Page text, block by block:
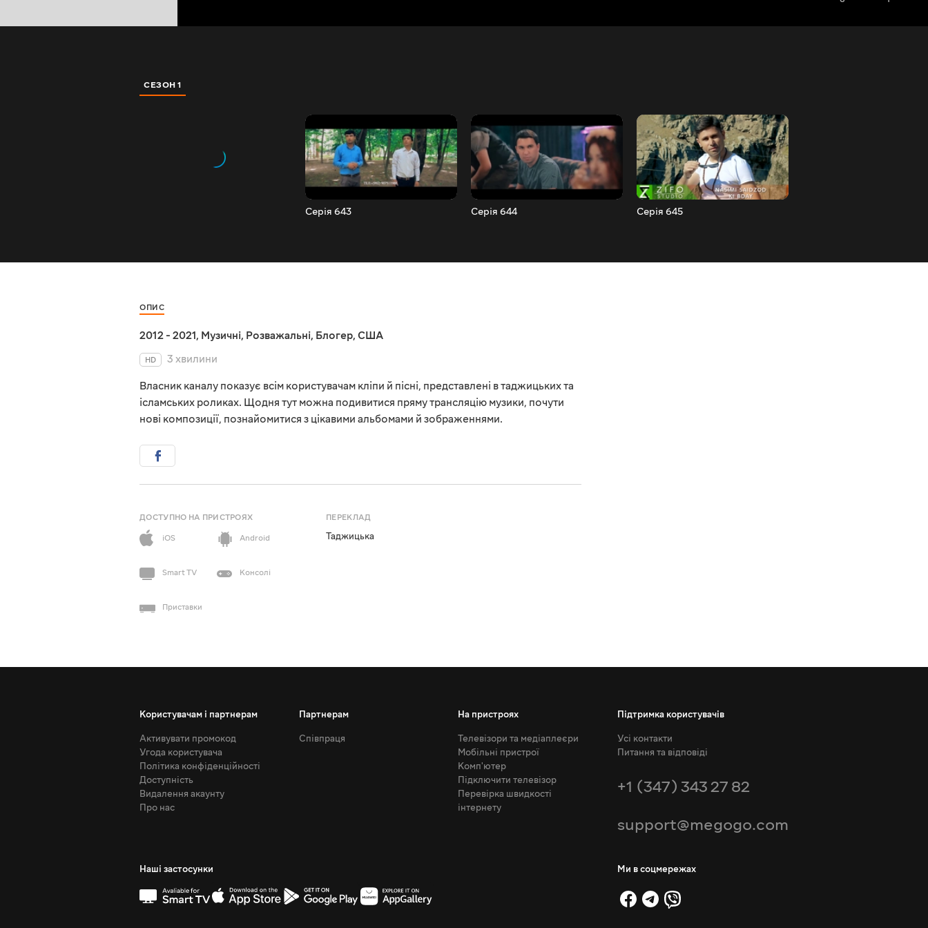
СЕЗОН 1
Серія 643 Серія 644 Серія 645
ОПИС
2012 - 2021, Музичні, Розважальні, Блогер, США
HD
3 хвилини
Власник каналу показує всім користувачам кліпи й пісні, представлені в таджицьких та
ісламських роликах. Щодня тут можна подивитися пряму трансляцію музики, почути
нові композиції, познайомитися з цікавими альбомами й зображеннями.
ДОСТУПНО НА ПРИСТРОЯХ
iOS
Android
Smart TV Консолі
Приставки
ПЕРЕКЛАД
Таджицька
Користувачам і партнерам
Активувати промокод
Угода користувача
Політика конфіденційності
Доступність
Видалення акаунту
Про нас
Партнерам
Співпраця
На пристроях
Телевізори та медіаплеєри
Мобільні пристрої
Комп'ютер
Підключити телевізор
Перевірка швидкості
інтернету
Підтримка користувачів
Усі контакти
Питання та відповіді
+1 (347) 343 27 82
support@megogo.com
Наші застосунки Ми в соцмережах